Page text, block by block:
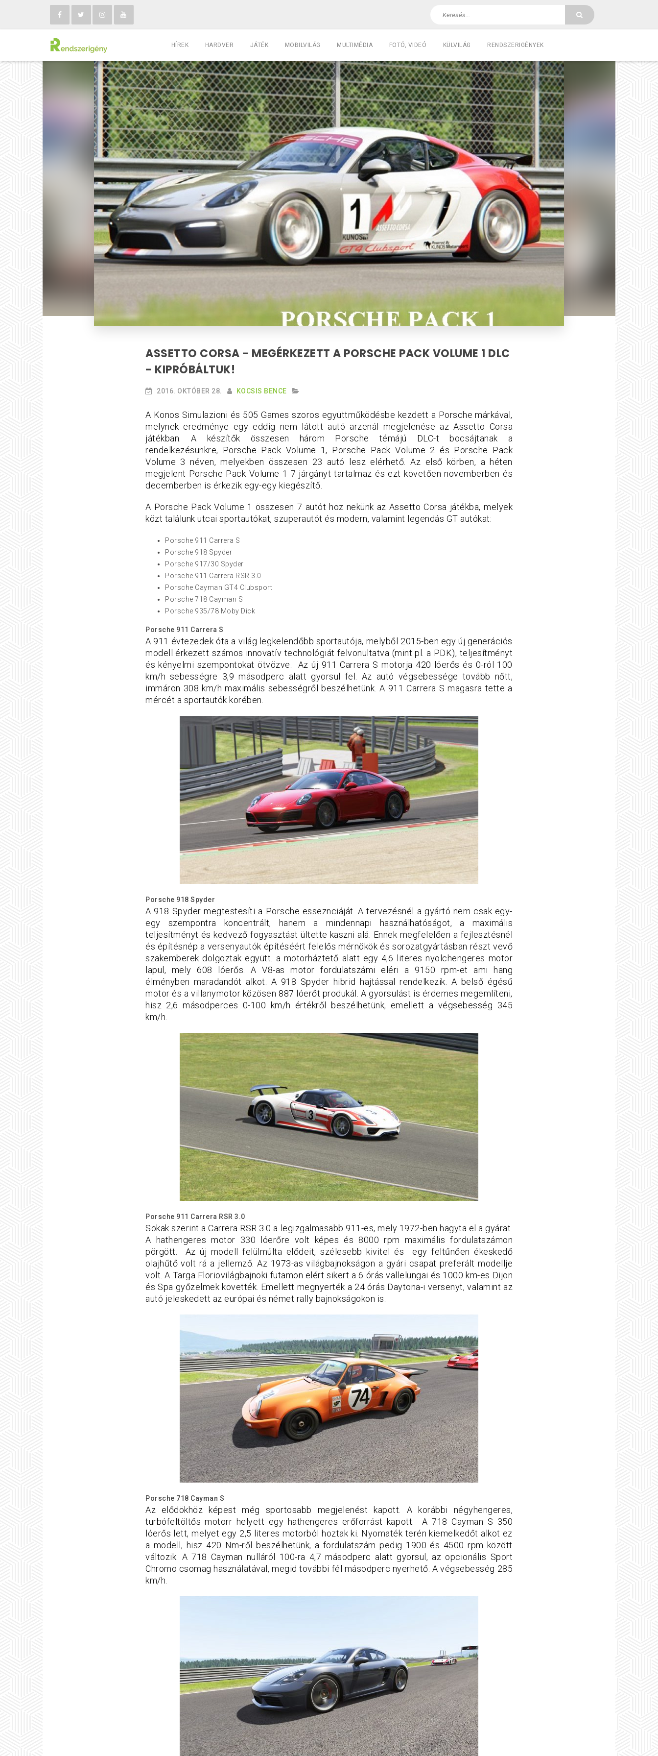
HÍREK HARDVER JÁTÉK MOBILVILÁG MULTIMÉDIA FOTÓ, VIDEÓ KÜLVILÁG RENDSZERIGÉNYEK
ASSETTO CORSA - MEGÉRKEZETT A PORSCHE PACK VOLUME 1 DLC
- KIPRÓBÁLTUK!
2016. OKTÓBER 28. KOCSIS BENCE
A Konos Simulazioni és 505 Games szoros együttműködésbe kezdett a Porsche márkával,
melynek eredménye egy eddig nem látott autó arzenál megjelenése az Assetto Corsa
játékban. A készítők összesen három Porsche témájú DLC-t bocsájtanak a
rendelkezésünkre, Porsche Pack Volume 1, Porsche Pack Volume 2 és Porsche Pack
Volume 3 néven, melyekben összesen 23 autó lesz elérhető. Az első körben, a héten
megjelent Porsche Pack Volume 1 7 járgányt tartalmaz és ezt követően novemberben és
decemberben is érkezik egy-egy kiegészítő.
A Porsche Pack Volume 1 összesen 7 autót hoz nekünk az Assetto Corsa játékba, melyek
közt találunk utcai sportautókat, szuperautót és modern, valamint legendás GT autókat:
Porsche 911 Carrera S
Porsche 918 Spyder
Porsche 917/30 Spyder
Porsche 911 Carrera RSR 3.0
Porsche Cayman GT4 Clubsport
Porsche 718 Cayman S
Porsche 935/78 Moby Dick
Porsche 911 Carrera S
A 911 évtezedek óta a világ legkelendőbb sportautója, melyből 2015-ben egy új generációs
modell érkezett számos innovatív technológiát felvonultatva (mint pl. a PDK), teljesítményt
és kényelmi szempontokat ötvözve. Az új 911 Carrera S motorja 420 lóerős és 0-ról 100
km/h sebességre 3,9 másodperc alatt gyorsul fel. Az autó végsebessége tovább nőtt,
immáron 308 km/h maximális sebességről beszélhetünk. A 911 Carrera S magasra tette a
mércét a sportautók körében.
Porsche 918 Spyder
A 918 Spyder megtestesíti a Porsche esseznciáját. A tervezésnél a gyártó nem csak egy-
egy szempontra koncentrált, hanem a mindennapi használhatóságot, a maximális
teljesítményt és kedvező fogyasztást ültette kaszni alá. Ennek megfelelően a fejlesztésnél
és építésnép a versenyautók építéséért felelős mérnökök és sorozatgyártásban részt vevő
szakemberek dolgoztak együtt. a motorháztető alatt egy 4,6 literes nyolchengeres motor
lapul, mely 608 lóerős. A V8-as motor fordulatszámi eléri a 9150 rpm-et ami hang
élményben maradandót alkot. A 918 Spyder hibrid hajtással rendelkezik. A belső égésű
motor és a villanymotor közösen 887 lóerőt produkál. A gyorsulást is érdemes megemlíteni,
hisz 2,6 másodperces 0-100 km/h értékről beszélhetünk, emellett a végsebesség 345
km/h.
Porsche 911 Carrera RSR 3.0
Sokak szerint a Carrera RSR 3.0 a legizgalmasabb 911-es, mely 1972-ben hagyta el a gyárat.
A hathengeres motor 330 lóerőre volt képes és 8000 rpm maximális fordulatszámon
pörgött. Az új modell felülmúlta elődeit, szélesebb kivitel és egy feltűnően ékeskedő
olajhűtő volt rá a jellemző. Az 1973-as világbajnokságon a gyári csapat preferált modellje
volt. A Targa Floriovilágbajnoki futamon elért sikert a 6 órás vallelungai és 1000 km-es Dijon
és Spa győzelmek követték. Emellett megnyerték a 24 órás Daytona-i versenyt, valamint az
autó jeleskedett az európai és német rally bajnokságokon is.
Porsche 718 Cayman S
Az elődökhöz képest még sportosabb megjelenést kapott. A korábbi négyhengeres,
turbófeltöltős motorr helyett egy hathengeres erőforrást kapott. A 718 Cayman S 350
lóerős lett, melyet egy 2,5 literes motorból hoztak ki. Nyomaték terén kiemelkedőt alkot ez
a modell, hisz 420 Nm-ről beszélhetünk, a fordulatszám pedig 1900 és 4500 rpm között
változik. A 718 Cayman nulláról 100-ra 4,7 másodperc alatt gyorsul, az opcionális Sport
Chromo csomag használatával, megid további fél másodperc nyerhető. A végsebesség 285
km/h.